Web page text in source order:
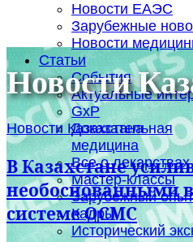
Новости ЕАЭС
Зарубежные
Новости
Статьи
События
Актуальные
GxP
Доказательная
медицина
Все о лекарствах
Мастер-классы
Зарубежный опыт
Кадры
Исторический
Новости
Новости Казахстана
В Казахстане
необоснованными
системе ОСМС